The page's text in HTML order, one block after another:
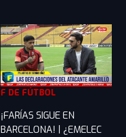
F DE FÚTBOL
¡FARÍAS SIGUE EN
BARCELONA! | ¿EMELEC